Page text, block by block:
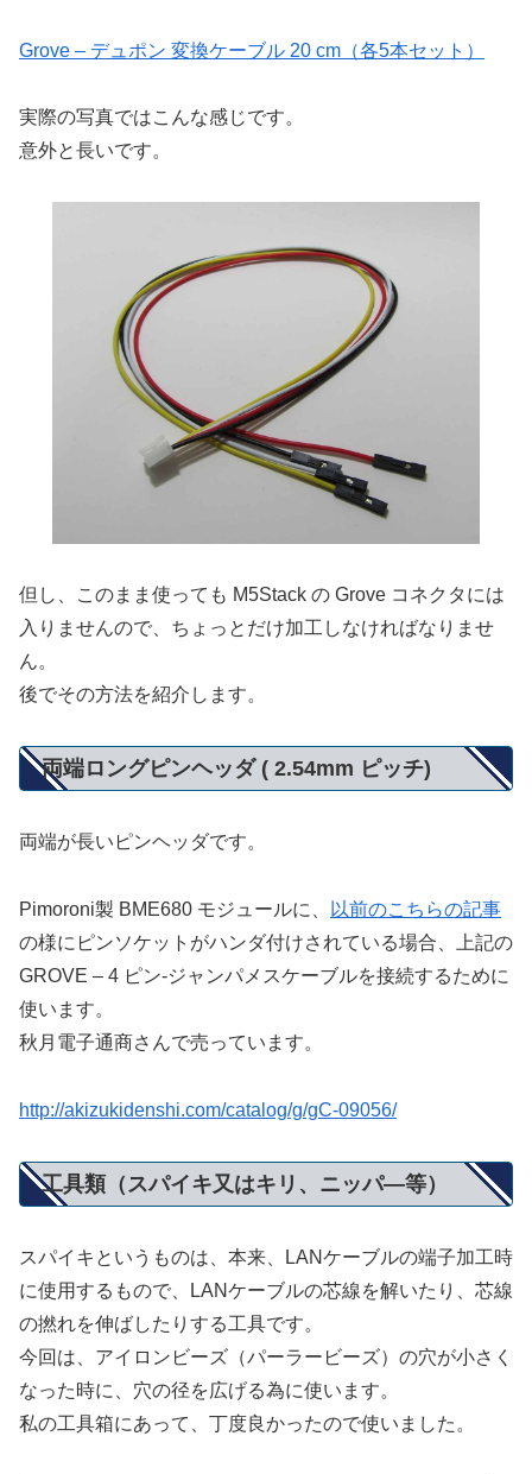
Grove – デュポン 変換ケーブル 20 cm（各5本セット）
実際の写真ではこんな感じです。
意外と長いです。
但し、このまま使っても M5Stack の Grove コネクタには
入りませんので、ちょっとだけ加工しなければなりませ
ん。
後でその方法を紹介します。
両端ロングピンヘッダ ( 2.54mm ピッチ)
両端が長いピンヘッダです。
Pimoroni製 BME680 モジュールに、
以前のこちらの記事
の様にピンソケットがハンダ付けされている場合、上記の
GROVE – 4 ピン-ジャンパメスケーブルを接続するために
使います。
秋月電子通商さんで売っています。
http://akizukidenshi.com/catalog/g/gC-09056/
工具類（スパイキ又はキリ、ニッパ―等）
スパイキというものは、本来、LANケーブルの端子加工時
に使用するもので、LANケーブルの芯線を解いたり、芯線
の撚れを伸ばしたりする工具です。
今回は、アイロンビーズ（パーラービーズ）の穴が小さく
なった時に、穴の径を広げる為に使います。
私の工具箱にあって、丁度良かったので使いました。